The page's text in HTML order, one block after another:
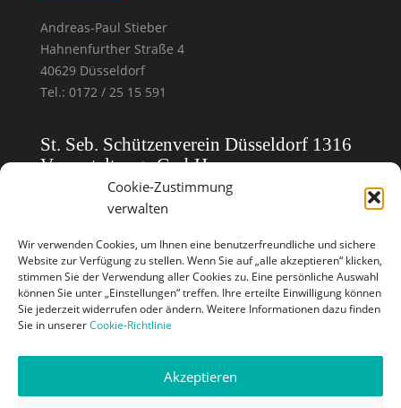
Cookie-Zustimmung
verwalten
Wir verwenden Cookies, um Ihnen eine benutzerfreundliche und sichere
Website zur Verfügung zu stellen. Wenn Sie auf „alle akzeptieren“ klicken,
stimmen Sie der Verwendung aller Cookies zu. Eine persönliche Auswahl
können Sie unter „Einstellungen“ treffen. Ihre erteilte Einwilligung können
Sie jederzeit widerrufen oder ändern. Weitere Informationen dazu finden
Sie in unsererCookie-Richtlinie
Akzeptieren
Andreas-Paul Stieber
Hahnenfurther Straße 4
40629 Düsseldorf
Tel.: 0172 / 25 15 591
St. Seb. Schützenverein Düsseldorf 1316
Veranstaltungs GmbH
Homepoage:Rheinkirmes Düsseldorf
Mail: veranstaltungs-gmbh@schuetzen1316.de
Pressekontakt Verein